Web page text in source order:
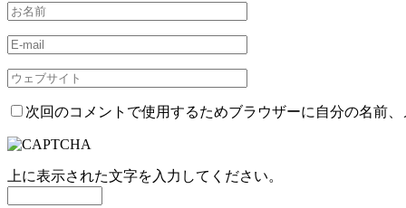
次回のコメントで使用するためブラウザーに自分の名前
上に表示された文字を入力してください。